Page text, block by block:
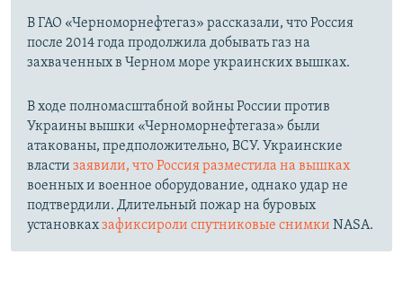
В ГАО «Черноморнефтегаз» рассказали, что Россия
после 2014 года продолжила добывать газ на
захваченных в Черном море украинских вышках.
В ходе полномасштабной войны России против
Украины вышки «Черноморнефтегаза» были
атакованы, предположительно, ВСУ. Украинские
власти заявили, что Россия разместила на вышках
военных и военное оборудование, однако удар не
подтвердили. Длительный пожар на буровых
установкахзафиксироли спутниковые снимки NASA.